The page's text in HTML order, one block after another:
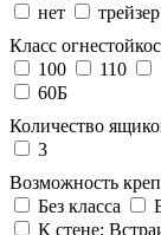
нет
Класс
100
110
60Б
Количество
3
Возможность
Без класса
К стене;